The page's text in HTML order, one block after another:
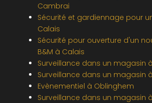
Cambrai
Sécurité et gardiennage pour
Calais
Sécurité pour ouverture d'un
B&M à Calais
Surveillance dans un magasin
Surveillance dans un magasin
Evènementiel à Oblinghem
Surveillance dans un magasin